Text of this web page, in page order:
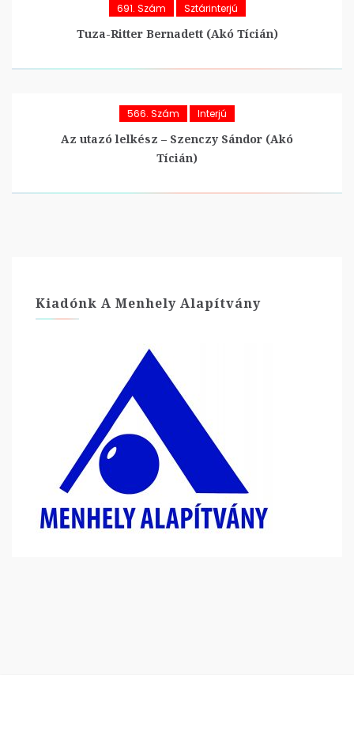
691. Szám Sztárinterjú
Tuza-Ritter Bernadett (Akó Tícián)
566. Szám Interjú
Az utazó lelkész – Szenczy Sándor (Akó
Tícián)
Kiadónk A Menhely Alapítvány